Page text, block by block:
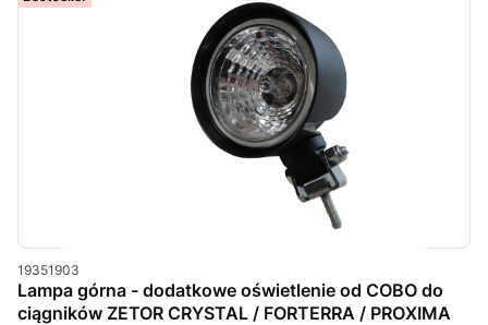
Kod produktu
19351903
Lampa górna - dodatkowe oświetlenie od COBO do
ciągników ZETOR CRYSTAL / FORTERRA / PROXIMA